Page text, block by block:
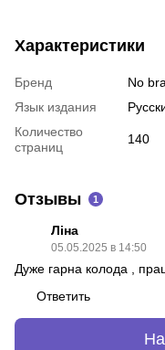
Характеристики
Бренд
No
Язык издания
Количество
страниц
140
Отзывы 1
Ліна
05.05.2025 в 14:50
Дуже гарна колода ,
Ответить